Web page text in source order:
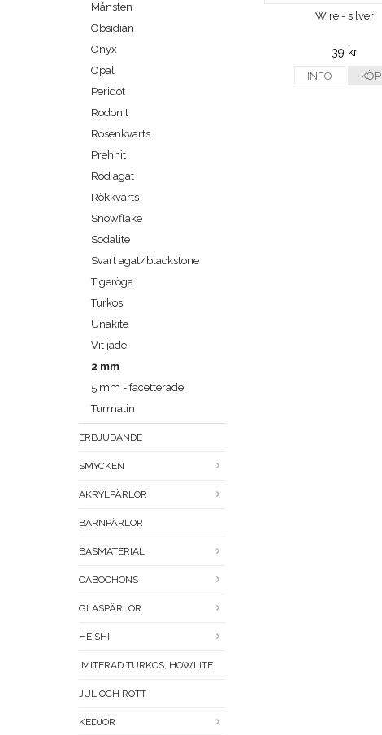
Månsten
Obsidian
Onyx
Opal
Peridot
Rodonit
Rosenkvarts
Prehnit
Röd agat
Rökkvarts
Snowflake
Sodalite
Svart agat/blackstone
Tigeröga
Turkos
Unakite
Vit jade
2 mm
5 mm - facetterade
Turmalin
ERBJUDANDE
SMYCKEN
AKRYLPÄRLOR
BARNPÄRLOR
BASMATERIAL
CABOCHONS
GLASPÄRLOR
HEISHI
IMITERAD TURKOS, HOWLITE
JUL OCH RÖTT
KEDJOR
Wire - silver
39 kr
INFO KÖP